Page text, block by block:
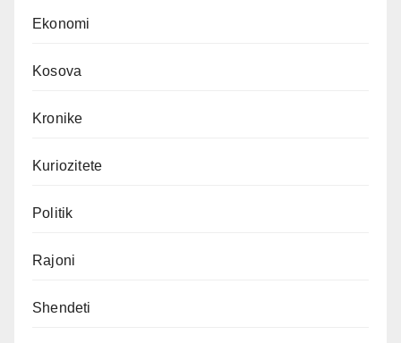
Ekonomi
Kosova
Kronike
Kuriozitete
Politik
Rajoni
Shendeti